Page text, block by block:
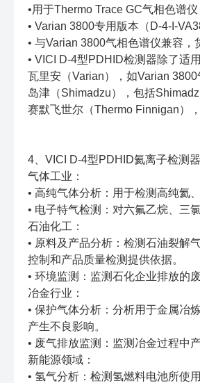
•用于Thermo Trace GC气相色谱
• Varian 3800专用版本（D-4-I-
• 与Varian 3800气相色谱仪兼容，
• VICI D-4型PDHID检测器除了适
瓦里安（Varian），如Varian 3800
岛津（Shimadzu），包括
赛默飞世尔（Thermo Finnigan）
4、VICI D-4型PDHID氦离子检测
气体工业：
• 高纯气体分析：用于检测高纯氦
• 电子特气检测：对六氟乙烷、三
石油化工：
• 原料及产品分析：检测石油裂解
控制和产品质量检测提供依据。
• 环境监测：监测石化企业排放的
冶金行业：
• 保护气体分析：分析用于金属冶
产生不良影响。
• 废气排放监测：监测冶金过程中
新能源领域：
• 氢气分析：检测氢燃料电池所使